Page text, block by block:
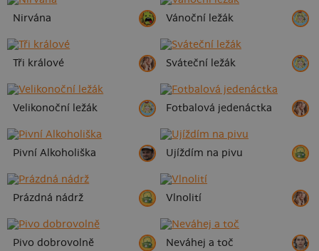
Nirvána Vánoční ležák
Tři králové Sváteční ležák
Velikonoční ležák Fotbalová jedenáctka
Pivní Alkoholiška Ujíždím na pivu
Prázdná nádrž Vlnolití
Pivo dobrovolně Neváhej a toč